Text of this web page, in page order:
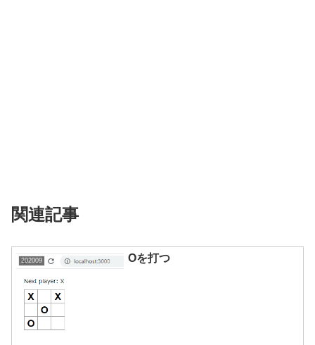
関連記事
202009 Oを打つ